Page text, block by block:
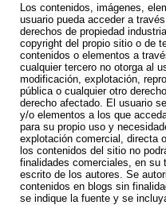
Los contenidos, imágenes,
usuario pueda acceder a
derechos de propiedad
copyright del propio sitio o de
contenidos o elementos a
cualquier tercero no otorga al
modificación, explotación,
pública o cualquier otro
derecho afectado. El usuario
y/o elementos a los que
para su propio uso y
explotación comercial, directa
los contenidos del sitio no
finalidades comerciales, en su
escrito de los autores. Se
contenidos en blogs sin
se indique la fuente y se